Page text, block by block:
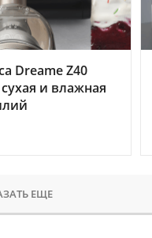
Dreame Z40
и влажная
ЕЩЕ